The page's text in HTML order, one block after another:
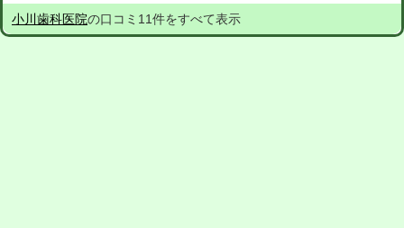
小川歯科医院の口コミ11件をすべて表示